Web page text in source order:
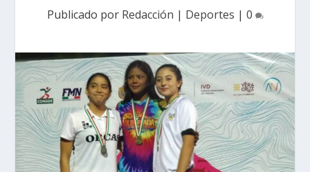
Publicado por Redacción | Deportes | 0